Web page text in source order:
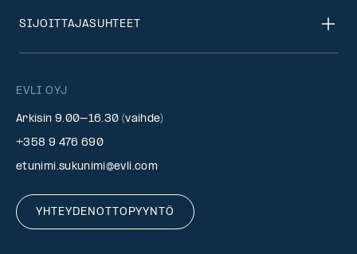
EVLI OYJ
Arkisin 9.00–16.30 (vaihde)
+358 9 476 690
etunimi.sukunimi@evli.com
YHTEYDENOTTOPYYNTÖ
SIJOITTAJASUHTEET